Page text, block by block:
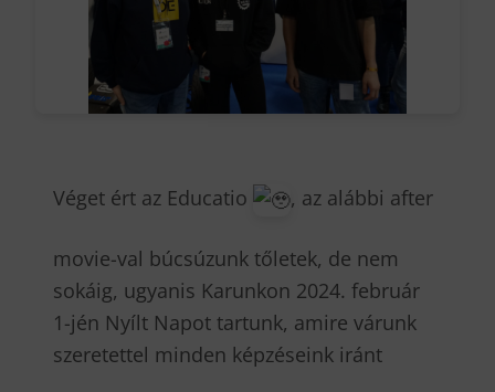
Véget ért az Educatio , az alábbi after
movie-val búcsúzunk tőletek, de nem
sokáig, ugyanis Karunkon 2024. február
1-jén Nyílt Napot tartunk, amire várunk
szeretettel minden képzéseink iránt